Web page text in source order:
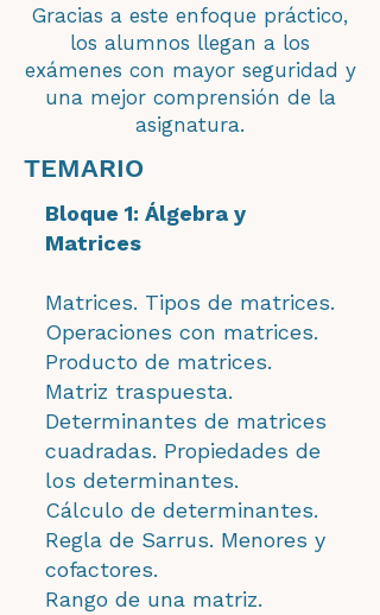
Gracias a este enfoque práctico,
los alumnos llegan a los
exámenes con mayor seguridad y
una mejor comprensión de la
asignatura.
TEMARIO
Bloque 1: Álgebra y
Matrices
Matrices. Tipos de matrices.
Operaciones con matrices.
Producto de matrices.
Matriz traspuesta.
Determinantes de matrices
cuadradas. Propiedades de
los determinantes.
Cálculo de determinantes.
Regla de Sarrus. Menores y
cofactores.
Rango de una matriz.